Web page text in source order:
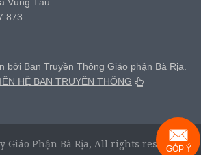
873
bởi Ban Truyền Thông Giáo phận Bà Rịa.
HỆ BAN TRUYỀN THÔNG
Giáo Phận Bà Rịa, All rights reserved.
GÓP Ý